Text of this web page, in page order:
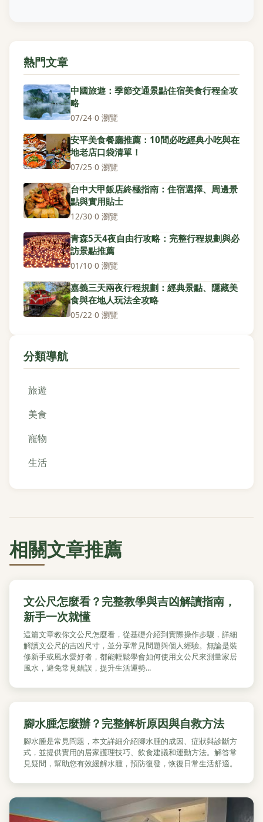
熱門文章
中國旅遊：季節交通景點住宿美食行程全攻
略
07/24·0 瀏覽
安平美食餐廳推薦：10間必吃經典小吃與在
地老店口袋清單！
07/25·0 瀏覽
台中大甲飯店終極指南：住宿選擇、周邊景
點與實用貼士
12/30·0 瀏覽
青森5天4夜自由行攻略：完整行程規劃與必
訪景點推薦
01/10·0 瀏覽
嘉義三天兩夜行程規劃：經典景點、隱藏美
食與在地人玩法全攻略
05/22·0 瀏覽
分類導航
旅遊
美食
寵物
生活
相關文章推薦
文公尺怎麼看？完整教學與吉凶解讀指南，
新手一次就懂
這篇文章教你文公尺怎麼看，從基礎介紹到實際操作步驟，詳細
解讀文公尺的吉凶尺寸，並分享常見問題與個人經驗。無論是裝
修新手或風水愛好者，都能輕鬆學會如何使用文公尺來測量家居
風水，避免常見錯誤，提升生活運勢...
腳水腫怎麼辦？完整解析原因與自救方法
腳水腫是常見問題，本文詳細介紹腳水腫的成因、症狀與診斷方
式，並提供實用的居家護理技巧、飲食建議和運動方法。解答常
見疑問，幫助您有效緩解水腫，預防復發，恢復日常生活舒適。